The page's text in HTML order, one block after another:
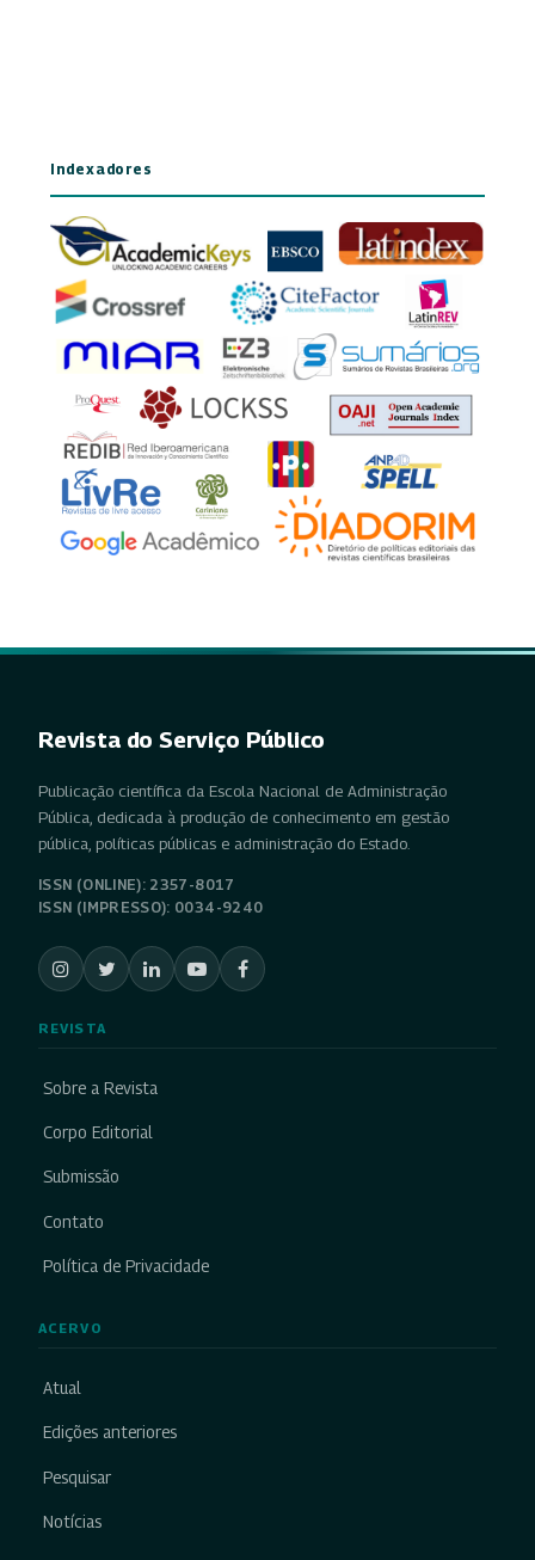
Indexadores
Revista do Serviço Público
Publicação científica da Escola Nacional de Administração
Pública, dedicada à produção de conhecimento em gestão
pública, políticas públicas e administração do Estado.
ISSN (ONLINE): 2357-8017
ISSN (IMPRESSO): 0034-9240
REVISTA
Sobre a Revista
Corpo Editorial
Submissão
Contato
Política de Privacidade
ACERVO
Atual
Edições anteriores
Pesquisar
Notícias